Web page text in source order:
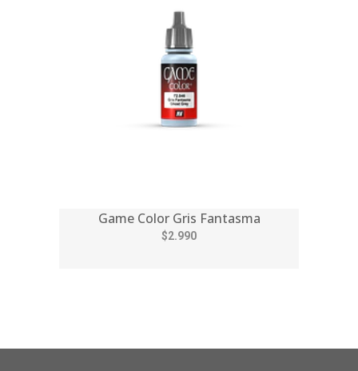
Game Color Gris Fantasma
$2.990